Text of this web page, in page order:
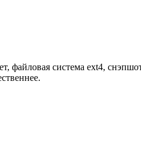
система ext4,